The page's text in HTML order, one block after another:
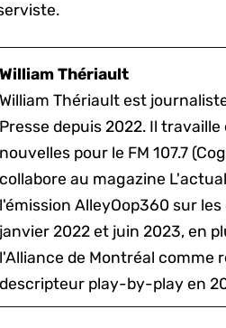
William Thériault
William Thériault est
Presse depuis 2022. Il
nouvelles pour le FM 107.7
collabore au magazine
l'émission AlleyOop360 sur
janvier 2022 et juin 2023, en
l'Alliance de Montréal comme
descripteur play-by-play en